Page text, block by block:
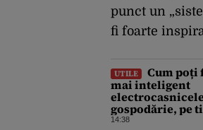
punct un
fi foarte
UTILE
Cum poți
mai inteligent
gospodărie, pe
vară. Ponturi
14:38